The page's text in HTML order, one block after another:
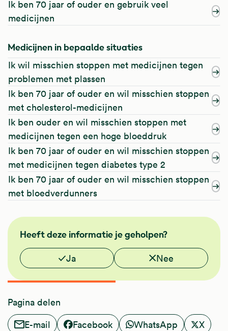
Ik ben 70 jaar of ouder en gebruik veel
medicijnen
Medicijnen in bepaalde situaties
Ik wil misschien stoppen met medicijnen tegen
problemen met plassen
Ik ben 70 jaar of ouder en wil misschien stoppen
met cholesterol-medicijnen
Ik ben ouder en wil misschien stoppen met
medicijnen tegen een hoge bloeddruk
Ik ben 70 jaar of ouder en wil misschien stoppen
met medicijnen tegen diabetes type 2
Ik ben 70 jaar of ouder en wil misschien stoppen
met bloedverdunners
NHG
Heeft deze informatie je geholpen?
Vond je deze informatie nuttig?
Ja Nee
Pagina delen
E-mail
Facebook WhatsApp X